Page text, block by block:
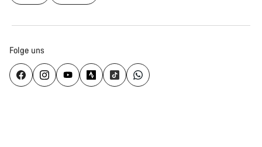
Folge uns